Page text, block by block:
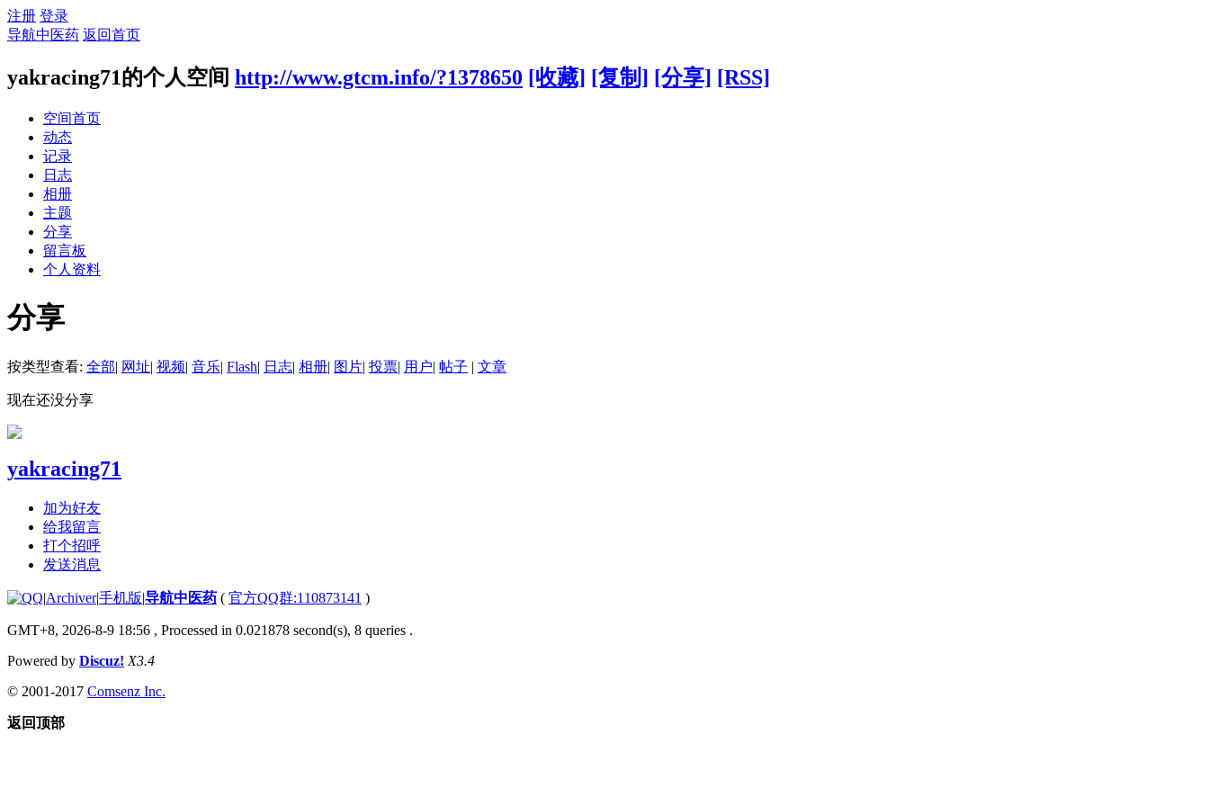
注册 登录
导航中医药 返回首页
yakracing71的个人空间 http://www.gtcm.info/?1378650 [收藏] [复制] [分享] [RSS]
空间首页
动态
记录
日志
相册
主题
分享
留言板
个人资料
分享
按类型查看: 全部| 网址| 视频| 音乐| Flash| 日志| 相册| 图片| 投票| 用户| 帖子 | 文章
现在还没分享
yakracing71
加为好友
给我留言
打个招呼
发送消息
|Archiver|手机版|导航中医药 ( 官方QQ群:110873141 )
GMT+8, 2026-8-9 18:56 , Processed in 0.021878 second(s), 8 queries .
Powered by Discuz! X3.4
© 2001-2017 Comsenz Inc.
返回顶部